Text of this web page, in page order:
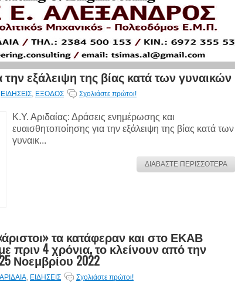
εξάλειψη της βίας κατά των γυναικών
ΕΙΔΗΣΕΙΣ, ΕΞΟΔΟΣ Σχολιάστε πρώτοι!
Κ.Υ. Αριδαίας: Δράσεις ενημέρωσης και
ευαισθητοποίησης για την εξάλειψη της βίας κατά των
γυναικ...
ΔΙΑΒΑΣΤΕ ΠΕΡΙΣΣΟΤΕΡΑ
τα κατάφεραν και στο ΕΚΑΒ
πριν 4 χρόνια, το κλείνουν από την
Νοεμβρίου 2022
ΑΡΙΔΑΙΑ, ΕΙΔΗΣΕΙΣ Σχολιάστε πρώτοι!